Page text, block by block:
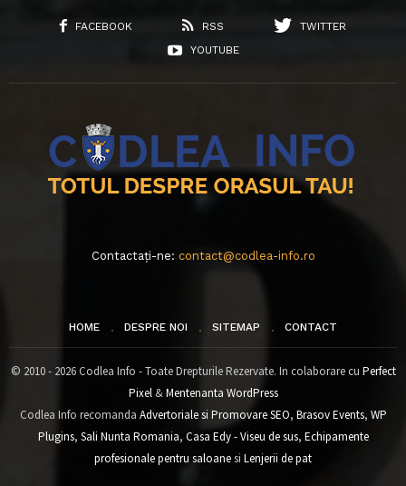
FACEBOOK RSS
TWITTER
YOUTUBE
Contactați-ne: contact@codlea-info.ro
HOME DESPRE NOI SITEMAP CONTACT
© 2010 - 2026 Codlea Info - Toate Drepturile Rezervate. In colaborare cu Perfect
Pixel&Mentenanta WordPress
Codlea Info recomanda Advertoriale si Promovare SEO, Brasov Events, WP
Plugins, Sali Nunta Romania, Casa Edy - Viseu de sus, Echipamente
profesionale pentru saloanesi Lenjerii de pat